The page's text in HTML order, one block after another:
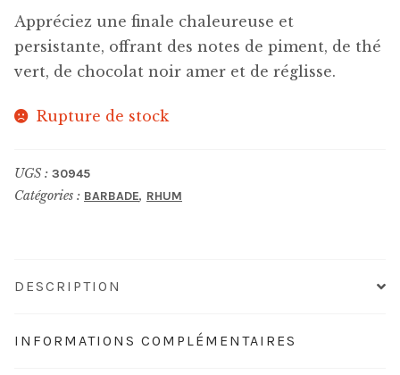
Appréciez une finale chaleureuse et
persistante, offrant des notes de piment, de thé
vert, de chocolat noir amer et de réglisse.
Rupture de stock
UGS : 30945
Catégories : BARBADE, RHUM
DESCRIPTION
INFORMATIONS COMPLÉMENTAIRES